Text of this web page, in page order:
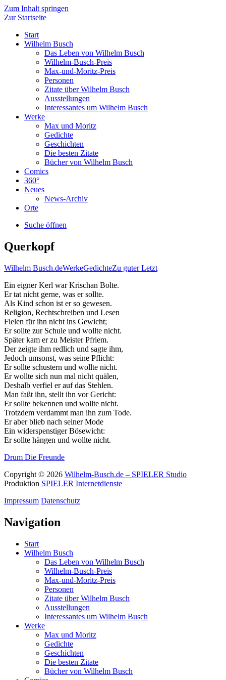
Zum Inhalt springen
Zur Startseite
Start
Wilhelm Busch
Das Leben von Wilhelm Busch
Wilhelm-Busch-Preis
Max-und-Moritz-Preis
Personen
Zitate über Wilhelm Busch
Ausstellungen
Interessantes um Wilhelm Busch
Werke
Max und Moritz
Gedichte
Geschichten
Die besten Zitate
Bücher von Wilhelm Busch
Comics
360°
Neues
News-Archiv
Orte
Suche öffnen
Querkopf
Wilhelm Busch.deWerkeGedichteZu guter Letzt
Ein eigner Kerl war Krischan Bolte.
Er tat nicht gerne, was er sollte.
Als Kind schon ist er so gewesen.
Religion, Rechtschreiben und Lesen
Fielen für ihn nicht ins Gewicht;
Er sollte zur Schule und wollte nicht.
Später kam er zu Meister Pfriem.
Der zeigte ihm redlich und sagte ihm,
Jedoch umsonst, was seine Pflicht:
Er sollte schustern und wollte nicht.
Er wollte sich nun mal nicht quälen,
Deshalb verfiel er auf das Stehlen.
Man faßt ihn, stellt ihn vor Gericht:
Er sollte bekennen und wollte nicht.
Trotzdem verdammt man ihn zum Tode.
Er aber blieb nach seiner Mode
Ein widerspenstiger Bösewicht:
Er sollte hängen und wollte nicht.
Drum Die Freunde
Copyright © 2026 Wilhelm-Busch.de – SPIELER Studio
Produktion SPIELER Internetdienste
Impressum Datenschutz
Navigation
Start
Wilhelm Busch
Das Leben von Wilhelm Busch
Wilhelm-Busch-Preis
Max-und-Moritz-Preis
Personen
Zitate über Wilhelm Busch
Ausstellungen
Interessantes um Wilhelm Busch
Werke
Max und Moritz
Gedichte
Geschichten
Die besten Zitate
Bücher von Wilhelm Busch